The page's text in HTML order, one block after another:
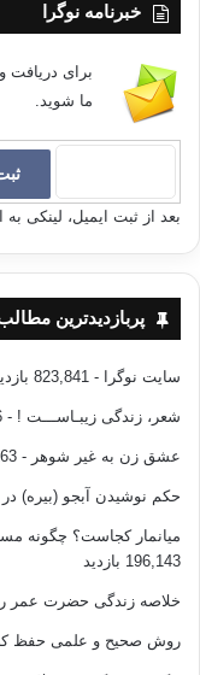
خبرنامه نوگرا
برای
ما شوید.
بعد از ثبت ایمیل، لینکی
پربازدیدترین
سایت نوگرا - 823,841 بازدید
شعر، زندگی زیبـاســـت ! - 485,306 بازدید
عشق زن به غیر شوهر - 280,263 بازدید
حکم نوشیدن آبجو (بیره)
میانمار کجاست؟ چگونه
196,143 بازدید
خلاصه زندگی حضرت عمر
روش صحیح و علمی حفظ